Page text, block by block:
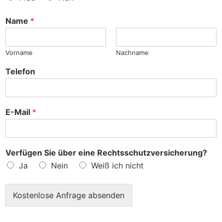
c
e
Name *
Vorname Nachname
Telefon
E-Mail *
Verfügen Sie über eine Rechtsschutzversicherung?
Ja
Nein Weiß ich nicht
Kostenlose Anfrage absenden